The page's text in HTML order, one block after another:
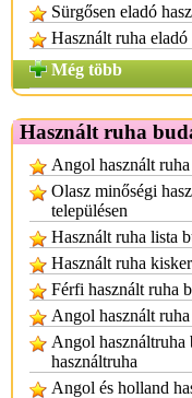
Sürgősen eladó
Használt ruha eladó
Még több
Használt ruha
Angol használt
Olasz minőségi
településen
Használt ruha lista
Használt ruha
Férfi használt ruha
Angol használt ruha
Angol használtruha
használtruha
Angol és holland